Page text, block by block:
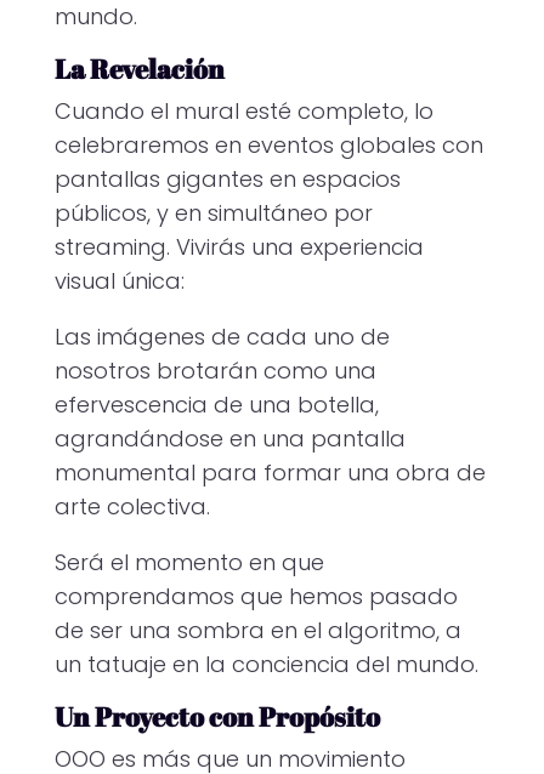
mundo.
La Revelación
Cuando el mural esté completo, lo
celebraremos en eventos globales con
pantallas gigantes en espacios
públicos, y en simultáneo por
streaming. Vivirás una experiencia
visual única:
Las imágenes de cada uno de
nosotros brotarán como una
efervescencia de una botella,
agrandándose en una pantalla
monumental para formar una obra de
arte colectiva.
Será el momento en que
comprendamos que hemos pasado
de ser una sombra en el algoritmo, a
un tatuaje en la conciencia del mundo.
Un Proyecto con Propósito
OOO es más que un movimiento